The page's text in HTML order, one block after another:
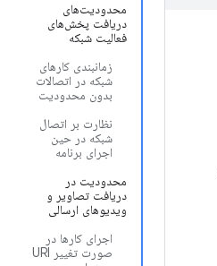
محدودیت‌های
دریافت پخش‌های
فعالیت شبکه
زمانبندی کارهای
شبکه در اتصالات
بدون محدودیت
نظارت بر اتصال
شبکه در حین
اجرای برنامه
محدودیت در
دریافت تصاویر و
ویدیوهای ارسالی
اجرای کارها در
صورت تغییر URI